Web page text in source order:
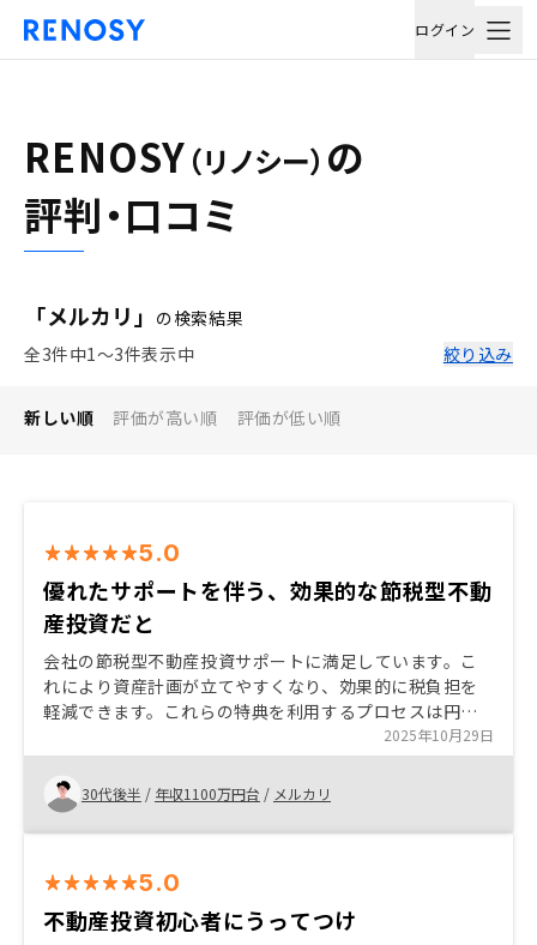
ログイン
RENOSY （リノシー） の
評判・口コミ
「メルカリ」 の検索結果
全3件中1〜3件表示中
絞り込み
新しい順 評価が高い順 評価が低い順
5.0
優れたサポートを伴う、効果的な節税型不動
産投資だと
会社の節税型不動産投資サポートに満足しています。こ
れにより資産計画が立てやすくなり、効果的に税負担を
軽減できます。これらの特典を利用するプロセスは円滑
かつ透明性がありました。全体的に、現在の節税投資に
対するサポートには満足しています。ありがとうござい
ました。
2025年10月29日
30代後半 / 年収1100万円台 / メルカリ
5.0
不動産投資初心者にうってつけ